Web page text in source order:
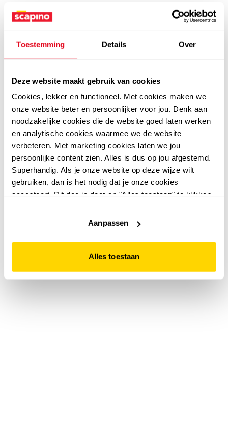
Toestemming Details Over
Deze website maakt gebruik van cookies
Cookies, lekker en functioneel. Met cookies maken we
onze website beter en persoonlijker voor jou. Denk aan
noodzakelijke cookies die de website goed laten werken
en analytische cookies waarmee we de website
verbeteren. Met marketing cookies laten we jou
persoonlijke content zien. Alles is dus op jou afgestemd.
Superhandig. Als je onze website op deze wijze wilt
gebruiken, dan is het nodig dat je onze cookies
accepteert. Dit doe je door op "Alles toestaan" te klikken.
website niet optimaal functioneert.
Aanpassen
Alles toestaan